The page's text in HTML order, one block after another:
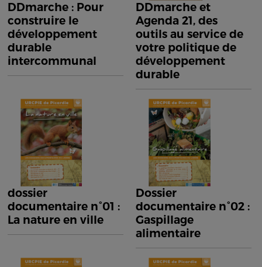
DDmarche : Pour
construire le
développement
durable
intercommunal
DDmarche et
Agenda 21, des
outils au service de
votre politique de
développement
durable
dossier
documentaire n°01 :
La nature en ville
Dossier
documentaire n°02 :
Gaspillage
alimentaire